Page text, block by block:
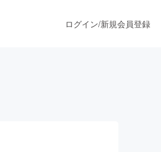
ログイン/新規会員登録